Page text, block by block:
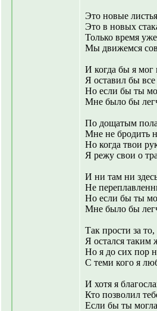
Это новые
Это в новых
Только время
Мы движемся
И когда бы я мог
Я оставил бы все
Но если бы ты
Мне было бы
По дощатым
Мне не бродить
Но когда твои
Я режу свои о
И ни там ни
Не
Но если бы ты
Мне было бы
Так прости за
Я остался таким
Но я до сих пор
С теми кого я
И хотя я
Кто позволил
Если бы ты